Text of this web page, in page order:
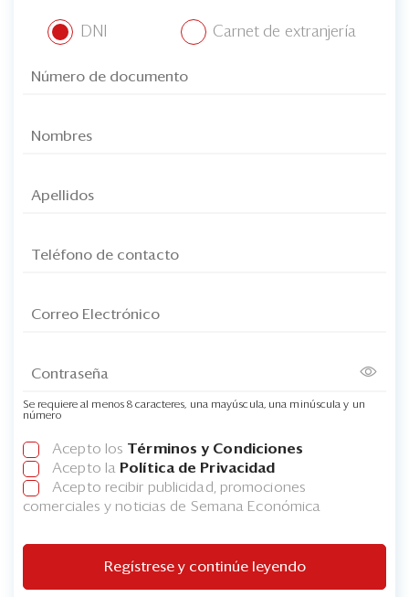
DNI Carnet de extranjería
Se requiere al menos 8 caracteres, una mayúscula, una minúscula y un
número
Acepto los Términos y Condiciones
Acepto la Política de Privacidad
Acepto recibir publicidad, promociones
comerciales y noticias de Semana Económica
Regístrese y continúe leyendo